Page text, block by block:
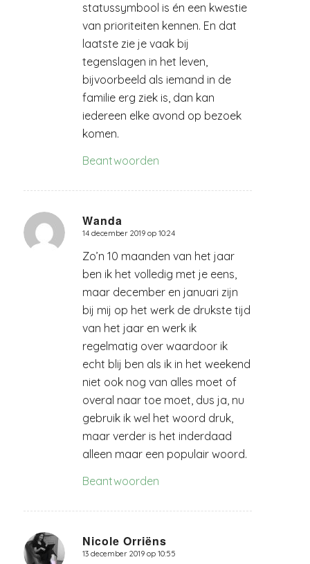
statussymbool is én een kwestie
van prioriteiten kennen. En dat
laatste zie je vaak bij
tegenslagen in het leven,
bijvoorbeeld als iemand in de
familie erg ziek is, dan kan
iedereen elke avond op bezoek
komen.
Beantwoorden
Wanda
zegt:
14 december 2019 op 10:24
Zo’n 10 maanden van het jaar
ben ik het volledig met je eens,
maar december en januari zijn
bij mij op het werk de drukste tijd
van het jaar en werk ik
regelmatig over waardoor ik
echt blij ben als ik in het weekend
niet ook nog van alles moet of
overal naar toe moet, dus ja, nu
gebruik ik wel het woord druk,
maar verder is het inderdaad
alleen maar een populair woord.
Beantwoorden
Nicole Orriëns
zegt:
13 december 2019 op 10:55